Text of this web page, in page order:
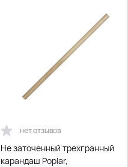
нет отзывов
Не заточенный трехгранный
карандаш Poplar,